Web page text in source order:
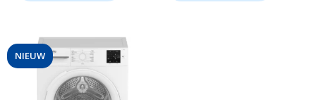
NIEUW